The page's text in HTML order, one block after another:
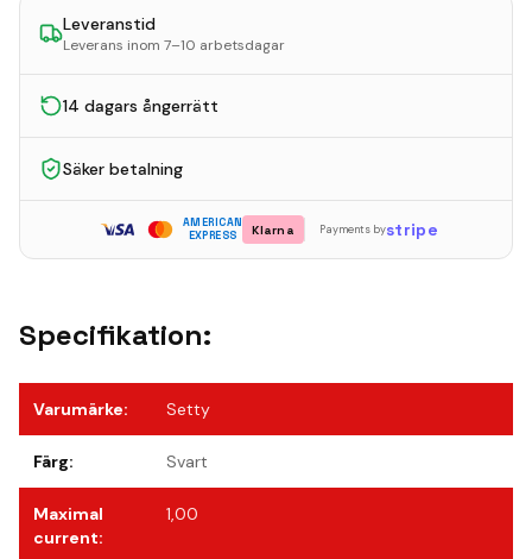
Leveranstid
Leverans inom 7–10 arbetsdagar
14 dagars ångerrätt
Säker betalning
AMERICAN
EXPRESS
Klarna Payments bystripe
Specifikation:
Varumärke: Setty
Färg: Svart
Maximal
current:
1,00